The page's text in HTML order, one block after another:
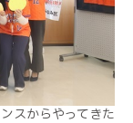
スからやってきた